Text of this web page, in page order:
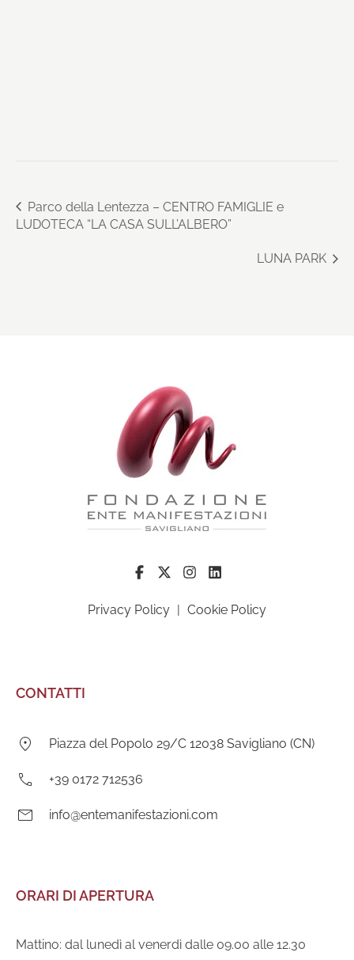
Parco della Lentezza – CENTRO FAMIGLIE e
LUDOTECA “LA CASA SULL’ALBERO”
LUNA PARK
Privacy Policy Cookie Policy
CONTATTI
Indirizzo:
Piazza del Popolo 29/C 12038 Savigliano (CN)
Telefono:
+39 0172 712536
E-
info@entemanifestazioni.com
ORARI DI APERTURA
Mattino: dal lunedì al venerdì dalle 09.00 alle 12.30